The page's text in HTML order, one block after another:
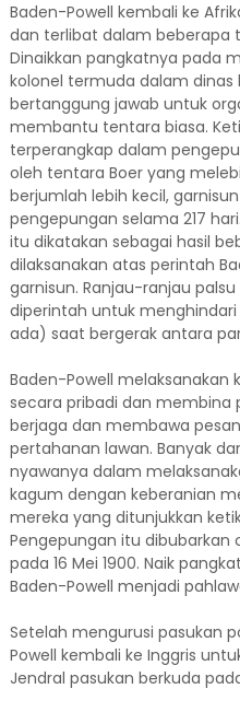
Baden-Powell kembali ke
dan terlibat dalam beberapa
Dinaikkan pangkatnya pada
kolonel termuda dalam dinas
bertanggung jawab untuk
membantu tentara biasa.
terperangkap dalam
oleh tentara Boer yang
berjumlah lebih kecil,
pengepungan selama 217
itu dikatakan sebagai hasil
dilaksanakan atas perintah
garnisun. Ranjau-ranjau
diperintah untuk
ada) saat bergerak antara
Baden-Powell melaksanakan
secara pribadi dan membina
berjaga dan membawa
pertahanan lawan. Banyak
nyawanya dalam
kagum dengan keberanian
mereka yang ditunjukkan
Pengepungan itu dibubarkan
pada 16 Mei 1900. Naik
Baden-Powell menjadi
Setelah mengurusi pasukan
Powell kembali ke Inggris
Jendral pasukan berkuda